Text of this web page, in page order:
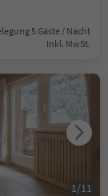
5 Gäste / Nacht
Inkl. MwSt.
1/11